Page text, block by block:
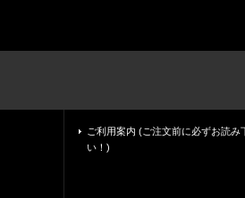
ご利用案内 (ご注文前に必ずお読み
い！)